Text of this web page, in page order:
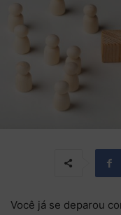
Você já se deparou